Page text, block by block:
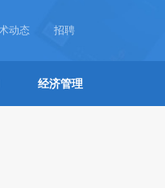
动态 招聘
经济管理